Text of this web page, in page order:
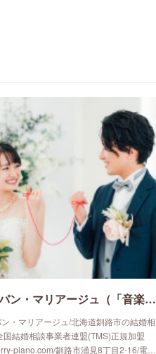
ショパン・マリアージュ（「音楽で心を調律し恋愛心理学でご縁を育てる」釧路市の結婚相談所）/ 全国結婚相談事業者連盟正規加盟店 / cherry-piano.com
・マリアージュ/北海道釧路市の結婚相
国結婚相談事業者連盟(TMS)正規加盟
piano.com/釧路市浦見8丁目2-16/電…